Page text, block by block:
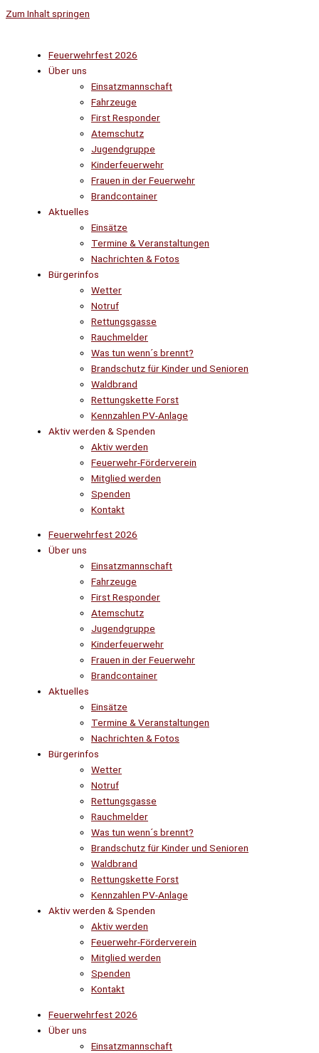
Zum Inhalt springen
Feuerwehrfest 2026
Über uns
Einsatzmannschaft
Fahrzeuge
First Responder
Atemschutz
Jugendgruppe
Kinderfeuerwehr
Frauen in der Feuerwehr
Brandcontainer
Aktuelles
Einsätze
Termine & Veranstaltungen
Nachrichten & Fotos
Bürgerinfos
Wetter
Notruf
Rettungsgasse
Rauchmelder
Was tun wenn´s brennt?
Brandschutz für Kinder und Senioren
Waldbrand
Rettungskette Forst
Kennzahlen PV-Anlage
Aktiv werden & Spenden
Aktiv werden
Feuerwehr-Förderverein
Mitglied werden
Spenden
Kontakt
Feuerwehrfest 2026
Über uns
Einsatzmannschaft
Fahrzeuge
First Responder
Atemschutz
Jugendgruppe
Kinderfeuerwehr
Frauen in der Feuerwehr
Brandcontainer
Aktuelles
Einsätze
Termine & Veranstaltungen
Nachrichten & Fotos
Bürgerinfos
Wetter
Notruf
Rettungsgasse
Rauchmelder
Was tun wenn´s brennt?
Brandschutz für Kinder und Senioren
Waldbrand
Rettungskette Forst
Kennzahlen PV-Anlage
Aktiv werden & Spenden
Aktiv werden
Feuerwehr-Förderverein
Mitglied werden
Spenden
Kontakt
Feuerwehrfest 2026
Über uns
Einsatzmannschaft